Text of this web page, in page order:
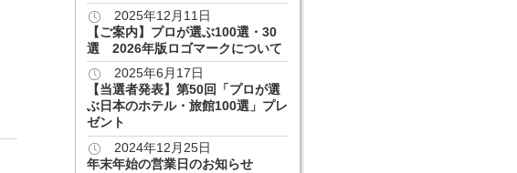
2025年12月11日
【ご案内】プロが選ぶ100選・30
選 2026年版ロゴマークについて
2025年6月17日
【当選者発表】第50回「プロが選
ぶ日本のホテル・旅館100選」プレ
ゼント
2024年12月25日
年末年始の営業日のお知らせ